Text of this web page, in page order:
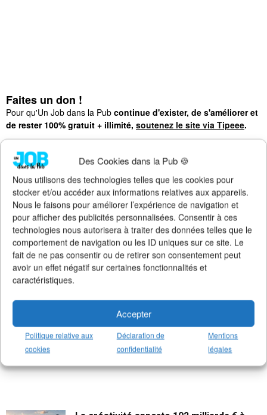
Des Cookies dans la Pub 🍪
Nous utilisons des technologies telles que les cookies pour
stocker et/ou accéder aux informations relatives aux appareils.
Nous le faisons pour améliorer l’expérience de navigation et
pour afficher des publicités personnalisées. Consentir à ces
technologies nous autorisera à traiter des données telles que le
comportement de navigation ou les ID uniques sur ce site. Le
fait de ne pas consentir ou de retirer son consentement peut
avoir un effet négatif sur certaines fonctionnalités et
caractéristiques.
Accepter
Politique relative aux
cookies
Déclaration de
confidentialité
Mentions
légales
Faites un don !
Pour qu'Un Job dans la Pub continue d'exister, de s'améliorer et
de rester 100% gratuit + illimité, soutenez le site via Tipeee.
Suivez l'actualité de l'emploi dans la
communication sur :
Notre groupe LinkedIn (+14K membres)
Notre (nouvelle) page LinkedIn(+4K followers)
Notre page Facebook(+5K fans)
>Notre newsletter emploi(+3K abonnés)
>Notre compte Twitter(+5K followers)